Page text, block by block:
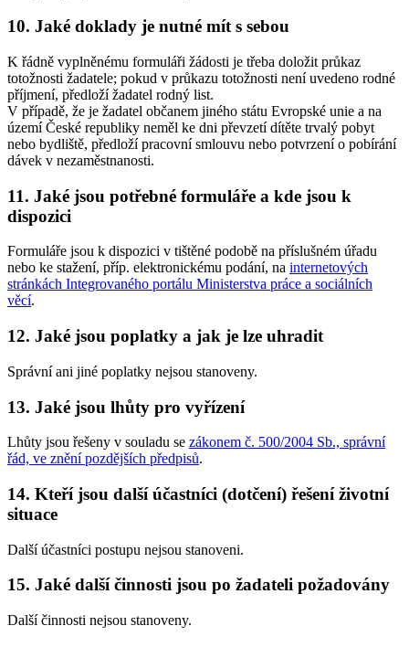
10. Jaké doklady je nutné mít s sebou
K řádně vyplněnému formuláři žádosti je třeba doložit průkaz
totožnosti žadatele; pokud v průkazu totožnosti není uvedeno rodné
příjmení, předloží žadatel rodný list.
V případě, že je žadatel občanem jiného státu Evropské unie a na
území České republiky neměl ke dni převzetí dítěte trvalý pobyt
nebo bydliště, předloží pracovní smlouvu nebo potvrzení o pobírání
dávek v nezaměstnanosti.
11. Jaké jsou potřebné formuláře a kde jsou k
dispozici
Formuláře jsou k dispozici v tištěné podobě na příslušném úřadu
nebo ke stažení, příp. elektronickému podání, na internetových
stránkách Integrovaného portálu Ministerstva práce a sociálních
věcí.
12. Jaké jsou poplatky a jak je lze uhradit
Správní ani jiné poplatky nejsou stanoveny.
13. Jaké jsou lhůty pro vyřízení
Lhůty jsou řešeny v souladu se zákonem č. 500/2004 Sb., správní
řád, ve znění pozdějších předpisů.
14. Kteří jsou další účastníci (dotčení) řešení životní
situace
Další účastníci postupu nejsou stanoveni.
15. Jaké další činnosti jsou po žadateli požadovány
Další činnosti nejsou stanoveny.